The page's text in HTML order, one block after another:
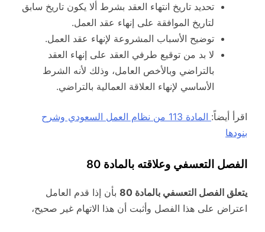
تحديد تاريخ انتهاء العقد بشرط ألا يكون تاريخ سابق
لتاريخ الموافقة على إنهاء عقد العمل.
توضيح الأسباب المشروعة لإنهاء عقد العمل.
لا بد من توقيع طرفي العقد على إنهاء العقد
بالتراضي وبالأخص العامل، وذلك لأنه الشرط
الأساسي لإنهاء العلاقة العمالية بالتراضي.
اقرأ أيضاً:
المادة 113 من نظام العمل السعودي وشرح
بنودها
الفصل التعسفي وعلاقته بالمادة 80
يتعلق الفصل التعسفي بالمادة 80
بأن إذا قدم العامل
اعتراض على هذا الفصل وأثبت أن هذا الاتهام غير صحيح،